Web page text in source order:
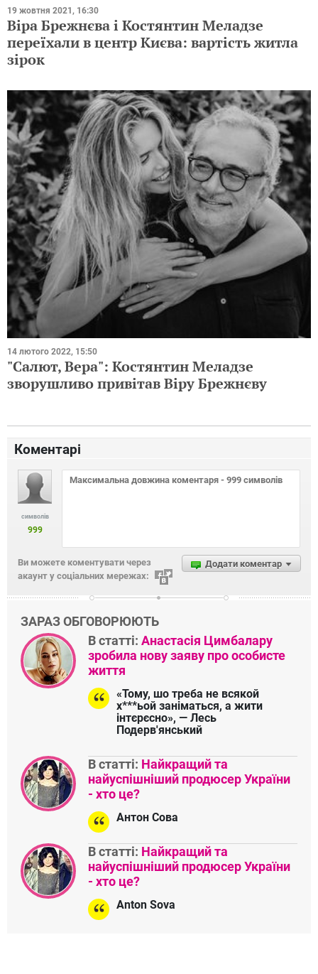
19 жовтня 2021, 16:30
Віра Брежнєва і Костянтин Меладзе
переїхали в центр Києва: вартість житла
зірок
14 лютого 2022, 15:50
"Салют, Вера": Костянтин Меладзе
зворушливо привітав Віру Брежнєву
Коментарі
символів
999
Додати коментар
Ви можете коментувати через
акаунт у соціальних мережах:
ЗАРАЗ ОБГОВОРЮЮТЬ
В статті: Анастасія Цимбалару
зробила нову заяву про особисте
життя
«Тому, шо треба не всякой
х***ьой заніматься, а жити
інтєрєсно», — Лесь
Подерв'янський
В статті: Найкращий та
найуспішніший продюсер України
- хто це?
Антон Сова
В статті: Найкращий та
найуспішніший продюсер України
- хто це?
Anton Sova